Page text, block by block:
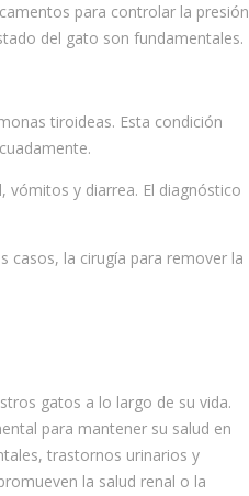
para controlar la presión
del gato son fundamentales.
tiroideas. Esta condición
y diarrea. El diagnóstico
casos, la cirugía para remover la
gatos a lo largo de su vida.
para mantener su salud en
trastornos urinarios y
la salud renal o la